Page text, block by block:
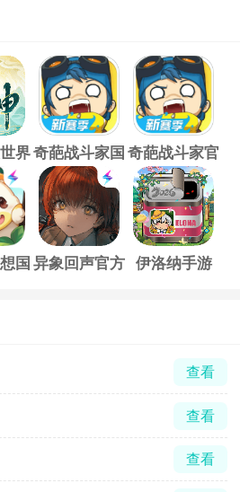
界奇葩战斗家国
际服
奇葩战斗家官
方正版
国 异象回声官方 伊洛纳手游
查看
查看
查看